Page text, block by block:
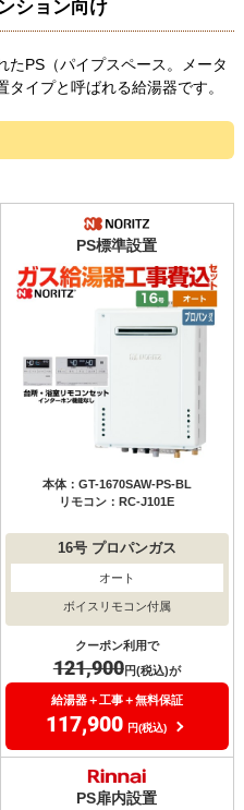
ション向け
たPS（パイプスペース。メータ
イプと呼ばれる給湯器です。
PS標準設置
本体：GT-1670SAW-PS-BL
リモコン：RC-J101E
16号プロパンガス
オート
ボイスリモコン付属
クーポン利用で
121,900円(税込)が
給湯器＋工事＋無料保証
117,900 円(税込)
PS扉内設置